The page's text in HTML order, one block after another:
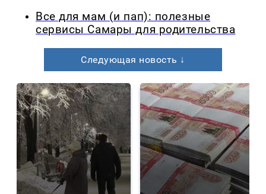
Все для мам (и пап): полезные
сервисы Самары для родительства
Следующая новость ↓